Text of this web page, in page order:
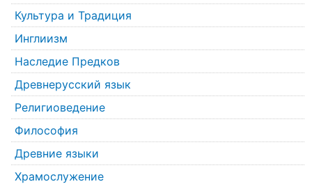
Культура и Традиция
Инглиизм
Наследие Предков
Древнерусский язык
Религиоведение
Философия
Древние языки
Храмослужение